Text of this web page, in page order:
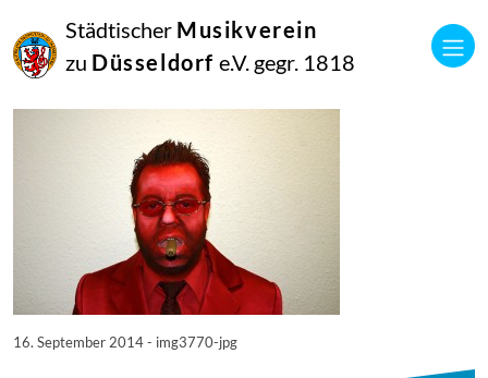
Städtischer Musikverein
zu Düsseldorf e.V. gegr. 1818
September
2014
Manfred Hill
16. September 2014 - img3770-jpg